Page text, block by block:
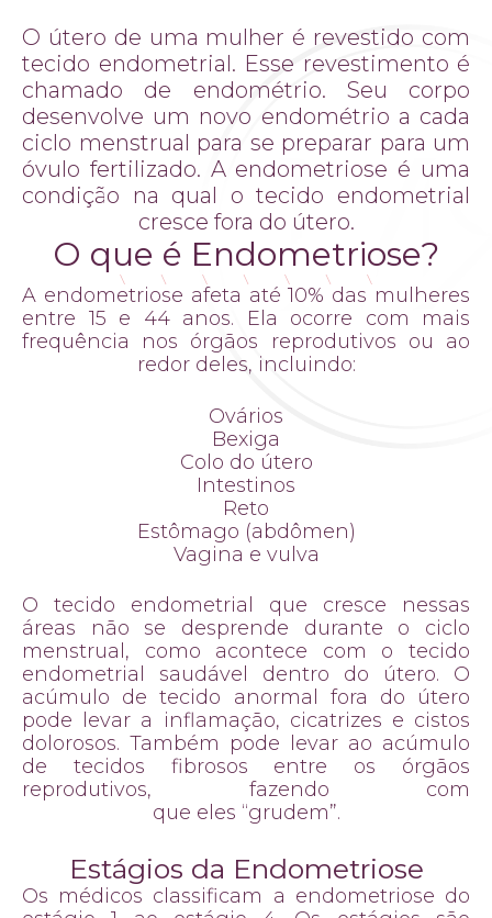
O útero de uma mulher é revestido com
tecido endometrial. Esse revestimento é
chamado de endométrio. Seu corpo
desenvolve um novo endométrio a cada
ciclo menstrual para se preparar para um
óvulo fertilizado. A endometriose é uma
condição na qual o tecido endometrial
cresce fora do útero.
O que é Endometriose?
A endometriose afeta até 10% das mulheres
entre 15 e 44 anos. Ela ocorre com mais
frequência nos órgãos reprodutivos ou ao
redor deles, incluindo:
Ovários
Bexiga
Colo do útero
Intestinos
Reto
Estômago (abdômen)
Vagina e vulva
O tecido endometrial que cresce nessas
áreas não se desprende durante o ciclo
menstrual, como acontece com o tecido
endometrial saudável dentro do útero. O
acúmulo de tecido anormal fora do útero
pode levar a inflamação, cicatrizes e cistos
dolorosos. Também pode levar ao acúmulo
de tecidos fibrosos entre os órgãos
reprodutivos, fazendo com
que eles “grudem”.
Estágios da Endometriose
Os médicos classificam a endometriose do